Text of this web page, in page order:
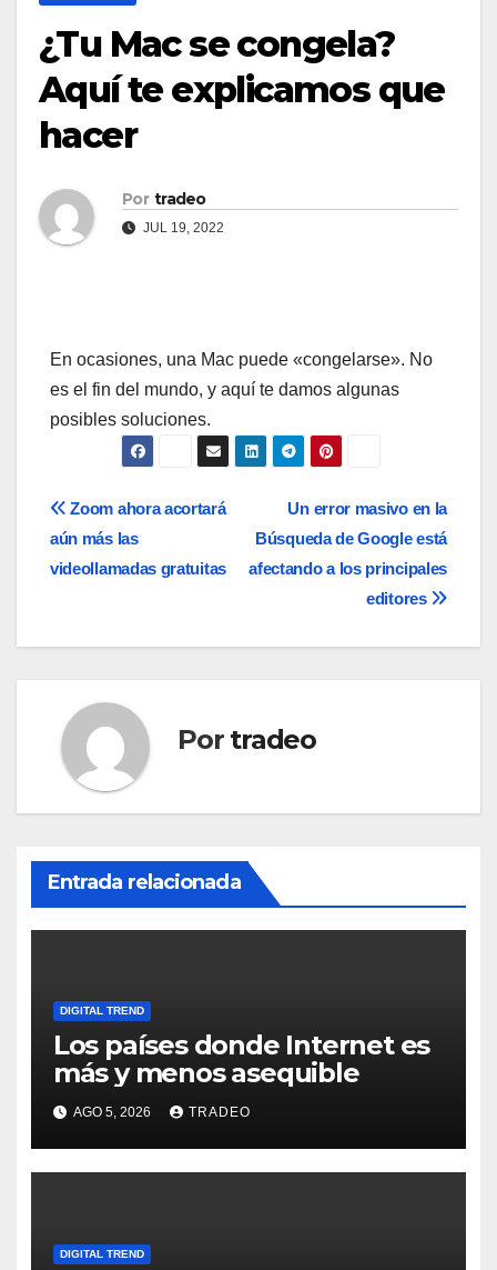
¿Tu Mac se congela?
Aquí te explicamos que
hacer
Por tradeo
JUL 19, 2022
En ocasiones, una Mac puede «congelarse». No
es el fin del mundo, y aquí te damos algunas
posibles soluciones.
Navegación
de
Un error masivo en la
Búsqueda de Google está
afectando a los principales
editores
Zoom ahora acortará
aún más las
videollamadas gratuitas
Por tradeo
Entrada relacionada
DIGITAL TREND
Los países donde Internet es
más y menos asequible
AGO 5, 2026 TRADEO
DIGITAL TREND